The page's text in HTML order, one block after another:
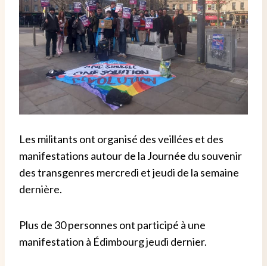
Les militants ont organisé des veillées et des
manifestations autour de la Journée du souvenir
des transgenres mercredi et jeudi de la semaine
dernière.
Plus de 30 personnes ont participé à une
manifestation à Édimbourg jeudi dernier.